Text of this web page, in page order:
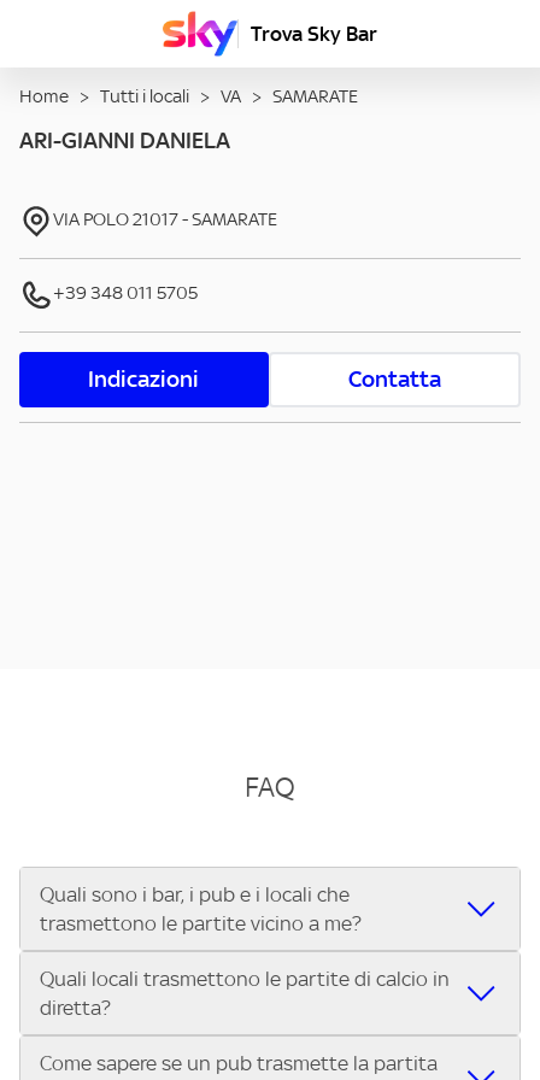
Trova Sky Bar
Home > Tutti i locali > VA > SAMARATE
ARI-GIANNI DANIELA
VIA POLO21017-SAMARATE
+39 348 011 5705
Indicazioni Contatta
FAQ
Quali sono i bar, i pub e i locali che
trasmettono le partite vicino a me?
Se cerchi un bar, pub, ristorante o locale vicino a te per
vedere le partite di Serie A ENILIVE, la Serie C Sky Wifi, la
UEFA Champions League, la UEFA Europa League, la UEFA
Conference League, il Tennis, la Formula 1®, la MotoGP™ e
Quali locali trasmettono le partite di calcio in
diretta?
Vuoi sapere quali bar, pub o ristoranti mostrano le partite
Come sapere se un pub trasmette la partita